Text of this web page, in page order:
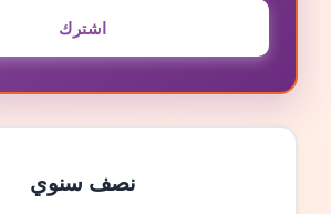
اشترك
نصف سنوي